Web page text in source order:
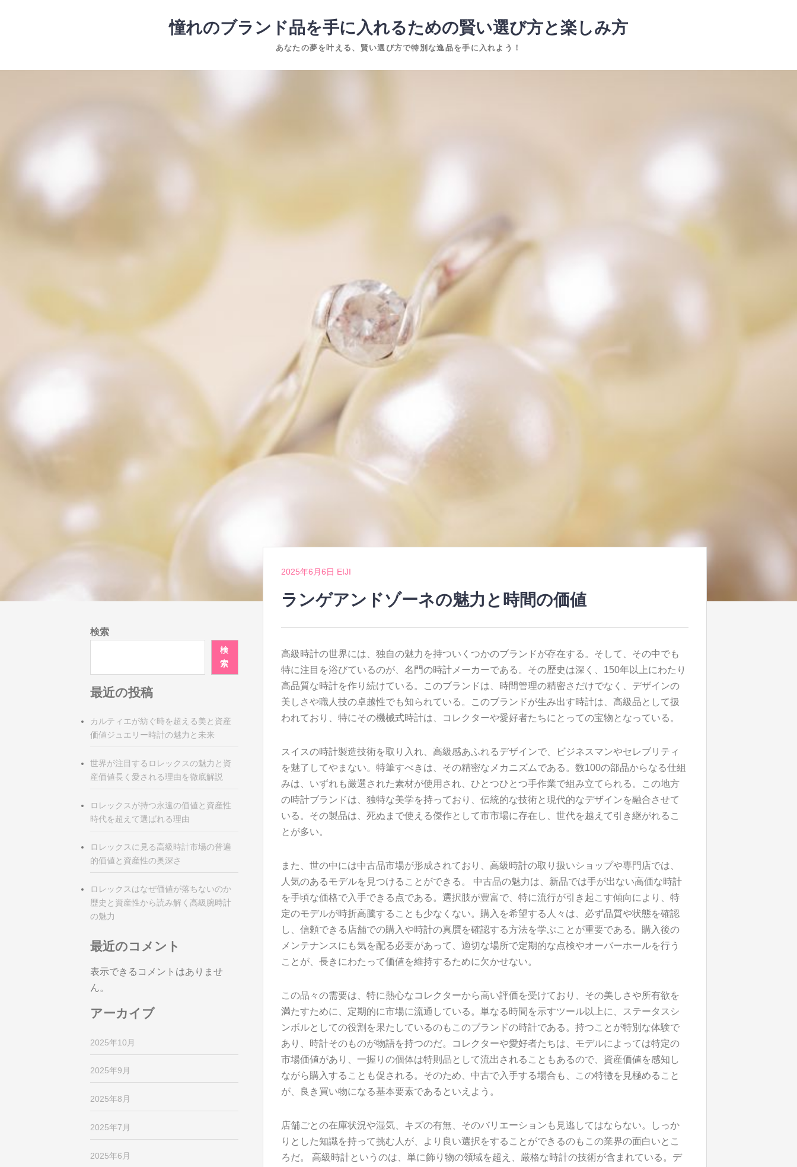
ツ
憧れのブランド品を手に入れるための賢い選び方と楽しみ方
あなたの夢を叶える、賢い選び方で特別な逸品を手に入れよう！
2025年6月6日 EIJI
ランゲアンドゾーネの魅力と時間の価値
高級時計の世界には、独自の魅力を持ついくつかのブランドが存在する。 そして、その中でも
特に注目を浴びているのが、名門の時計メーカーである。その歴史は深く、150年以上にわたり
高品質な時計を作り続けている。このブランドは、時間管理の精密さだけでなく、デザインの
美しさや職人技の卓越性でも知られている。このブランドが生み出す時計は、高級品として扱
われており、特にその機械式時計は、コレクターや愛好者たちにとっての宝物となっている。
スイスの時計製造技術を取り入れ、高級感あふれるデザインで、ビジネスマンやセレブリティ
を魅了してやまない。特筆すべきは、その精密なメカニズムである。数100の部品からなる仕組
みは、いずれも厳選された素材が使用され、ひとつひとつ手作業で組み立てられる。この地方
の時計ブランドは、独特な美学を持っており、伝統的な技術と現代的なデザインを融合させて
いる。その製品は、死ぬまで使える傑作として市市場に存在し、世代を越えて引き継がれるこ
とが多い。
また、世の中には中古品市場が形成されており、高級時計の取り扱いショップや専門店では、
人気のあるモデルを見つけることができる。 中古品の魅力は、新品では手が出ない高価な時計
を手頃な価格で入手できる点である。選択肢が豊富で、特に流行が引き起こす傾向により、特
定のモデルが時折高騰することも少なくない。購入を希望する人々は、必ず品質や状態を確認
し、信頼できる店舗での購入や時計の真贋を確認する方法を学ぶことが重要である。購入後の
メンテナンスにも気を配る必要があって、適切な場所で定期的な点検やオーバーホールを行う
ことが、長きにわたって価値を維持するために欠かせない。
この品々の需要は、特に熱心なコレクターから高い評価を受けており、その美しさや所有欲を
満たすために、定期的に市場に流通している。単なる時間を示すツール以上に、ステータスシ
ンボルとしての役割を果たしているのもこのブランドの時計である。持つことが特別な体験で
あり、時計そのものが物語を持つのだ。コレクターや愛好者たちは、モデルによっては特定の
市場価値があり、一握りの個体は特則品として流出されることもあるので、資産価値を感知し
ながら購入することも促される。そのため、中古で入手する場合も、この特徴を見極めること
が、良き買い物になる基本要素であるといえよう。
店舗ごとの在庫状況や湿気、キズの有無、そのバリエーションも見逃してはならない。しっか
りとした知識を持って挑む人が、より良い選択をすることができるのもこの業界の面白いとこ
ろだ。 高級時計というのは、単に飾り物の領域を超え、厳格な時計の技術が含まれている。デ
検索
検
索
最近の投稿
カルティエが紡ぐ時を超える美と資産
価値ジュエリー時計の魅力と未来
世界が注目するロレックスの魅力と資
産価値長く愛される理由を徹底解説
ロレックスが持つ永遠の価値と資産性
時代を超えて選ばれる理由
ロレックスに見る高級時計市場の普遍
的価値と資産性の奥深さ
ロレックスはなぜ価値が落ちないのか
歴史と資産性から読み解く高級腕時計
の魅力
最近のコメント
表示できるコメントはありませ
ん。
アーカイブ
2025年10月
2025年9月
2025年8月
2025年7月
2025年6月